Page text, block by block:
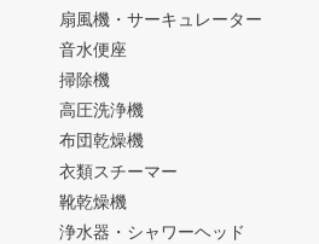
扇風機・サーキュレーター
音水便座
掃除機
高圧洗浄機
布団乾燥機
衣類スチーマー
靴乾燥機
浄水器・シャワーヘッド